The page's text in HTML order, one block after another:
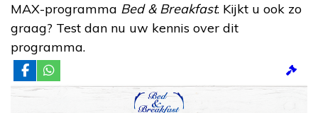
MAX-programma Bed & Breakfast. Kijkt u ook zo
graag? Test dan nu uw kennis over dit
programma.